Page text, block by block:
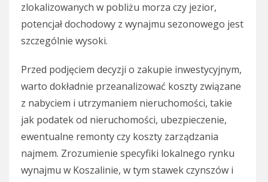
zlokalizowanych w pobliżu morza czy jezior,
potencjał dochodowy z wynajmu sezonowego jest
szczególnie wysoki.
Przed podjęciem decyzji o zakupie inwestycyjnym,
warto dokładnie przeanalizować koszty związane
z nabyciem i utrzymaniem nieruchomości, takie
jak podatek od nieruchomości, ubezpieczenie,
ewentualne remonty czy koszty zarządzania
najmem. Zrozumienie specyfiki lokalnego rynku
wynajmu w Koszalinie, w tym stawek czynszów i